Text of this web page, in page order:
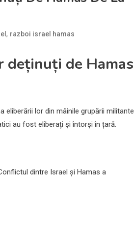
, razboi israel hamas
deținuți de Hamas
lor din mâinile grupării militante
au fost eliberați și întorși în țară.
dintre Israel și Hamas a